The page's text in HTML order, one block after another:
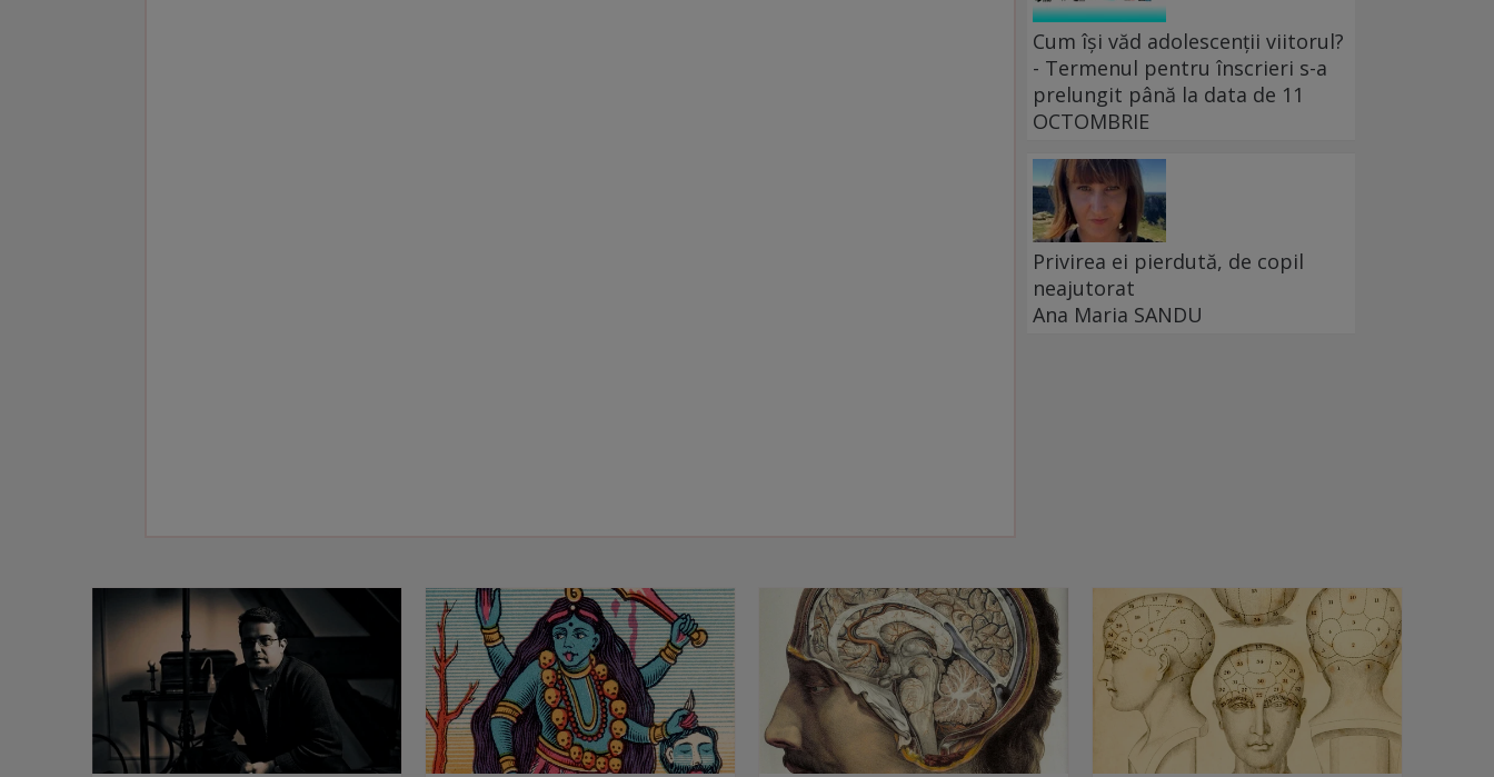
Cum își văd adolescenții viitorul?
- Termenul pentru înscrieri s-a
prelungit până la data de 11
OCTOMBRIE
Privirea ei pierdută, de copil
neajutorat
Ana Maria SANDU